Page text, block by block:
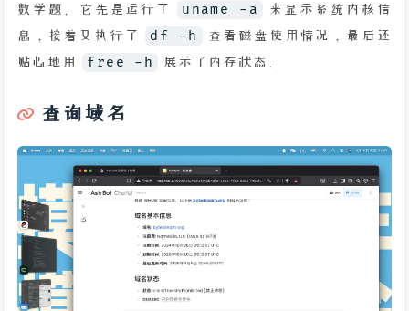
数学题。它先是运行了
uname -a
来显示系统内核信
息，接着又执行了
df -h
查看磁盘使用情况，最后还
贴心地用
free -h 展示了内存状态。
查询域名